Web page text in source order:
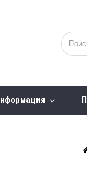
Информация